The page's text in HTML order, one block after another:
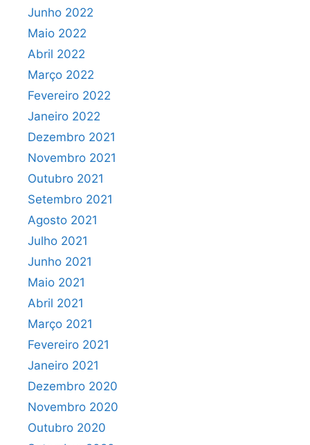
Junho 2022
Maio 2022
Abril 2022
Março 2022
Fevereiro 2022
Janeiro 2022
Dezembro 2021
Novembro 2021
Outubro 2021
Setembro 2021
Agosto 2021
Julho 2021
Junho 2021
Maio 2021
Abril 2021
Março 2021
Fevereiro 2021
Janeiro 2021
Dezembro 2020
Novembro 2020
Outubro 2020